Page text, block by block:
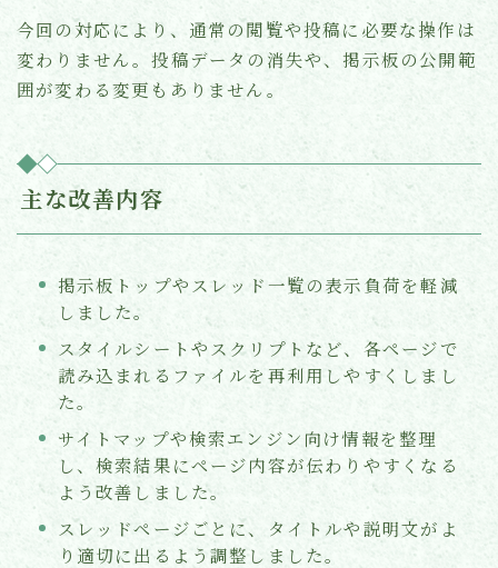
今回の対応により、通常の閲覧や投稿に必要な操作は
変わりません。投稿データの消失や、掲示板の公開範
囲が変わる変更もありません。
主な改善内容
掲示板トップやスレッド一覧の表示負荷を軽減
しました。
スタイルシートやスクリプトなど、各ページで
読み込まれるファイルを再利用しやすくしまし
た。
サイトマップや検索エンジン向け情報を整理
し、検索結果にページ内容が伝わりやすくなる
よう改善しました。
スレッドページごとに、タイトルや説明文がよ
り適切に出るよう調整しました。